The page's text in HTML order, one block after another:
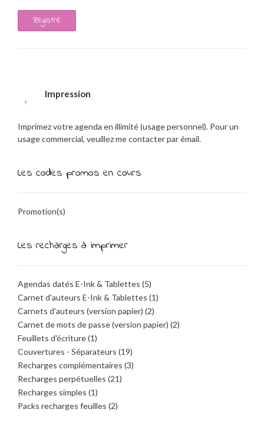
Registre
Impression
Imprimez votre agenda en illimité (usage personnel). Pour un
usage commercial, veuillez me contacter par émail.
Les codes promos en cours
Promotion(s)
Les recharges à imprimer
Agendas datés E-Ink & Tablettes (5)
Carnet d'auteurs E-Ink & Tablettes (1)
Carnets d'auteurs (version papier) (2)
Carnet de mots de passe (version papier) (2)
Feuillets d'écriture(1)
Couvertures - Séparateurs (19)
Recharges complémentaires (3)
Recharges perpétuelles (21)
Recharges simples (1)
Packs recharges feuilles (2)